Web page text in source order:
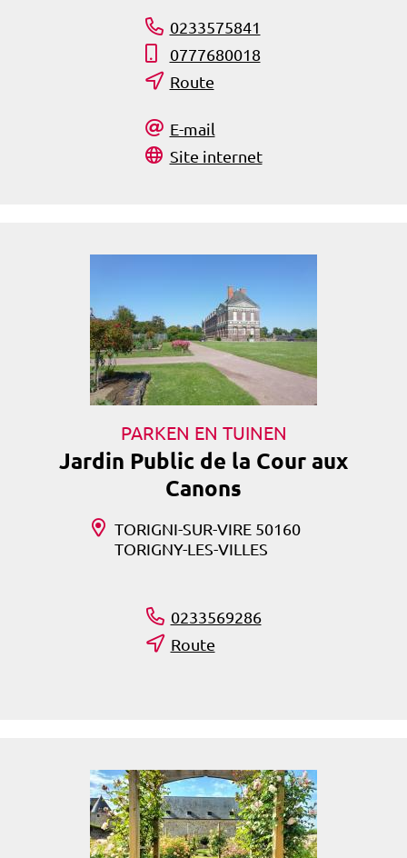
0233575841
0777680018
Route
E-mail
Site internet
PARKEN EN TUINEN
Jardin Public de la Cour aux
Canons
TORIGNI-SUR-VIRE 50160
TORIGNY-LES-VILLES
0233569286
Route